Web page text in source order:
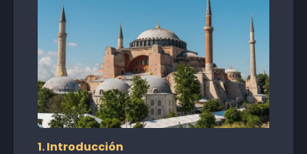
1. Introducción